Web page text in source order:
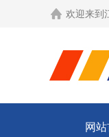
欢迎来到
网